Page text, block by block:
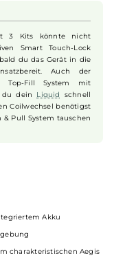
Chipsatz, bietet das Aegis
die auf deine
Ob du den klassischen
Smart-VW Modus, TC/TC-
– hier findest du die
Modus bietet zudem eine
3 Kits könnte nicht
Smart Touch-Lock
Auch der
Top-Fill System mit
du dein